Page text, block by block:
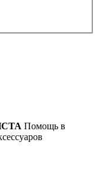
Помощь в